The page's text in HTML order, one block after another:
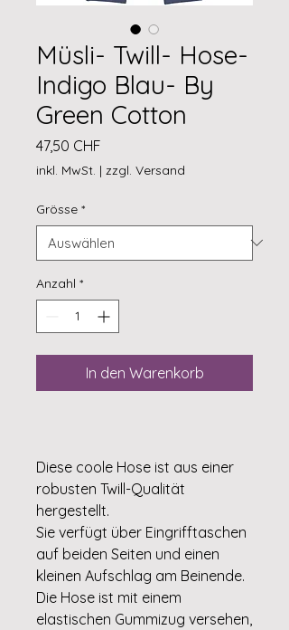
Müsli- Twill- Hose-
Indigo Blau- By
Green Cotton
47,50 CHF
inkl. MwSt. | zzgl. Versand
Grösse *
Anzahl *
In den Warenkorb
Diese coole Hose ist aus einer
robusten Twill-Qualität
hergestellt.
Sie verfügt über Eingrifftaschen
auf beiden Seiten und einen
kleinen Aufschlag am Beinende.
Die Hose ist mit einem
elastischen Gummizug versehen,